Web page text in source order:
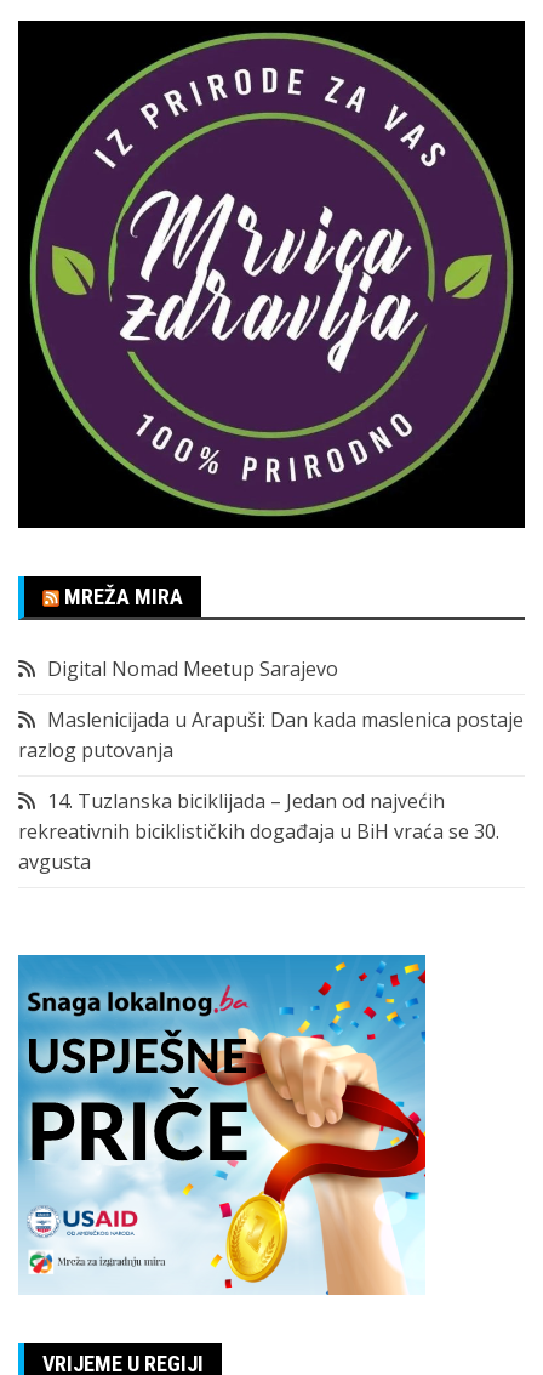
MREŽA MIRA
Digital Nomad Meetup Sarajevo
Maslenicijada u Arapuši: Dan kada maslenica postaje
razlog putovanja
14. Tuzlanska biciklijada – Jedan od najvećih
rekreativnih biciklističkih događaja u BiH vraća se 30.
avgusta
VRIJEME U REGIJI